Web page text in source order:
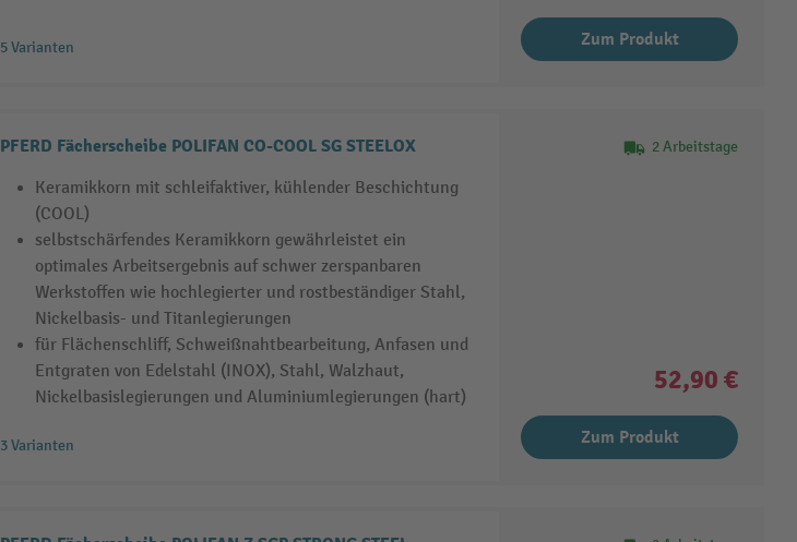
5 Varianten Zum Produkt
PFERD Fächerscheibe POLIFAN CO-COOL SG STEELOX
Keramikkorn mit schleifaktiver, kühlender Beschichtung
(COOL)
selbstschärfendes Keramikkorn gewährleistet ein
optimales Arbeitsergebnis auf schwer zerspanbaren
Werkstoffen wie hochlegierter und rostbeständiger Stahl,
Nickelbasis- und Titanlegierungen
für Flächenschliff, Schweißnahtbearbeitung, Anfasen und
Entgraten von Edelstahl (INOX), Stahl, Walzhaut,
Nickelbasislegierungen und Aluminiumlegierungen (hart)
3 Varianten
2 Arbeitstage
52,90 €
Zum Produkt